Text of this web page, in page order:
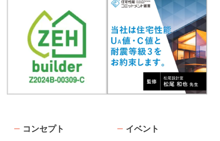
コンセプト
イベント